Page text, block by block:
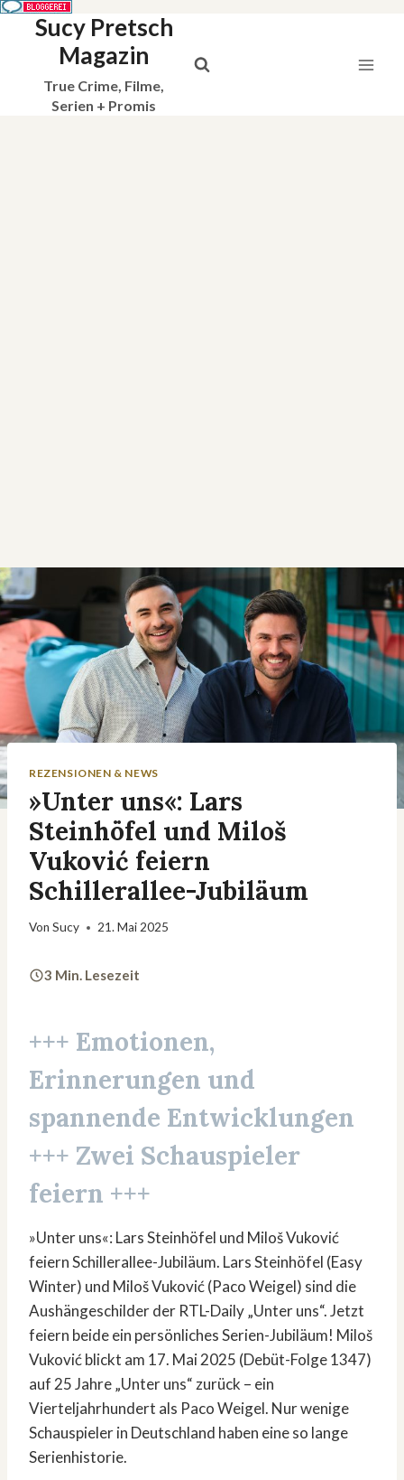
Sucy Pretsch
Magazin
True Crime, Filme,
Serien + Promis
REZENSIONEN & NEWS
»Unter uns«: Lars
Steinhöfel und Miloš
Vuković feiern
Schillerallee-Jubiläum
Von Sucy 21. Mai 2025
3 Min. Lesezeit
+++ Emotionen,
Erinnerungen und
spannende Entwicklungen
+++ Zwei Schauspieler
feiern +++
»Unter uns«: Lars Steinhöfel und Miloš Vuković
feiern Schillerallee-Jubiläum. Lars Steinhöfel (Easy
Winter) und Miloš Vuković (Paco Weigel) sind die
Aushängeschilder der RTL-Daily „Unter uns“. Jetzt
feiern beide ein persönliches Serien-Jubiläum! Miloš
Vuković blickt am 17. Mai 2025 (Debüt-Folge 1347)
auf 25 Jahre „Unter uns“ zurück – ein
Vierteljahrhundert als Paco Weigel. Nur wenige
Schauspieler in Deutschland haben eine so lange
Serienhistorie.